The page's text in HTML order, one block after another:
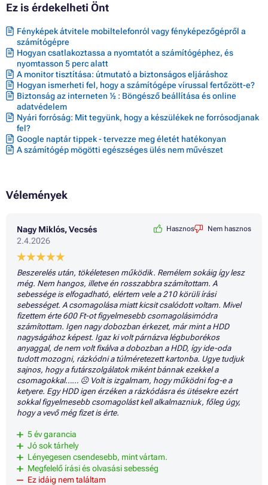
Ez is érdekelheti Önt
Fényképek átvitele mobiltelefonról vagy fényképezőgépről a
számítógépre
Hogyan csatlakoztassa a nyomtatót a számítógéphez, és
nyomtasson 5 perc alatt
A monitor tisztítása: útmutató a biztonságos eljáráshoz
Hogyan ismerheti fel, hogy a számítógépe vírussal fertőzött-e?
Biztonság az interneten ½ : Böngésző beállítása és online
adatvédelem
Nyári forróság: Mit tegyünk, hogy a készülékek ne forrósodjanak
fel?
Google naptár tippek - tervezze meg életét hatékonyan
A számítógép mögötti egészséges ülés nem művészet
Vélemények
Nagy Miklós, Vecsés
2.4.2026
Hasznos Nem hasznos
Beszerelés után, tökéletesen működik. Remélem sokáig így lesz
még. Nem hangos, illetve én rosszabbra számítottam. A
sebessége is elfogadható, elértem vele a 210 körüli írási
sebességet. A csomagolása miatt kicsit csalódott voltam. Mivel
fizettem érte 600 Ft-ot figyelmesebb csomagolásimódra
számítottam. Igen nagy dobozban érkezet, már mint a HDD
nagyságához képest. Igaz ki volt párnázva légbuborékos
anyaggal, de nem volt fixálva a dobozban a HDD, így ide-oda
tudott mozogni, rázkódni a túlméretezett kartonba. Ugye tudjuk
sajnos, hogy a futárszolgálatok miként bánnak ezekkel a
csomagokkal…… ☹ Volt is izgalmam, hogy működni fog-e a
ketyere. Egy HDD igen érzéken a rázkódásra és ütésekre ezért
sokkal figyelmesebb csomagolást kell alkalmazniuk, főleg úgy,
hogy a vevő még fizet is érte.
5 év garancia
Jó sok tárhely
Lényegesen csendesebb, mint vártam.
Megfelelő írási és olvasási sebesség
Ez idáig nem találtam